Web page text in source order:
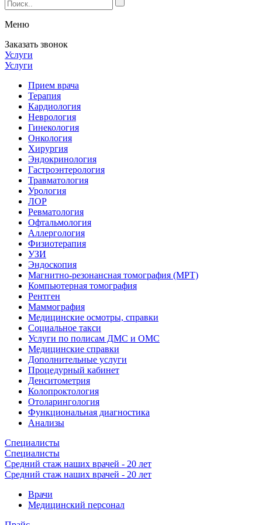
Меню
Заказать звонок
Услуги
Услуги
Прием врача
Терапия
Кардиология
Неврология
Гинекология
Онкология
Хирургия
Эндокринология
Гастроэнтерология
Травматология
Урология
ЛОР
Ревматология
Офтальмология
Аллергология
Физиотерапия
УЗИ
Эндоскопия
Магнитно-резонансная томография (МРТ)
Компьютерная томография
Рентген
Маммография
Медицинские осмотры, справки
Социальное такси
Услуги по полисам ДМС и ОМС
Медицинские справки
Дополнительные услуги
Процедурный кабинет
Денситометрия
Колопроктология
Отоларингология
Функциональная диагностика
Анализы
Специалисты
Специалисты
Средний стаж наших врачей - 20 лет
Средний стаж наших врачей - 20 лет
Врачи
Медицинский персонал